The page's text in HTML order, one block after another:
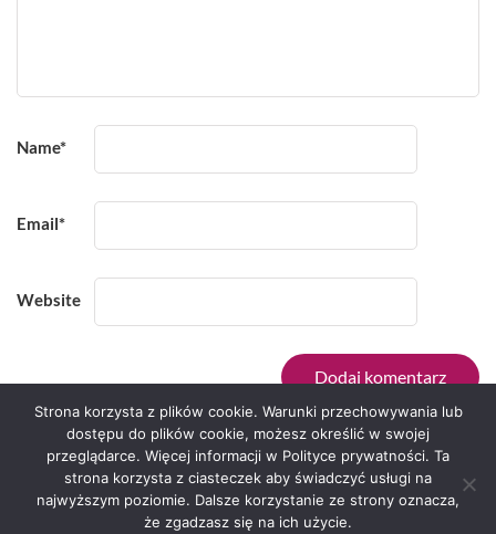
Name*
Email*
Website
Serwis zaprojektował Grzegorz Sztank .
Strona korzysta z plików cookie. Warunki przechowywania lub
dostępu do plików cookie, możesz określić w swojej
przeglądarce. Więcej informacji w Polityce prywatności. Ta
strona korzysta z ciasteczek aby świadczyć usługi na
najwyższym poziomie. Dalsze korzystanie ze strony oznacza,
że zgadzasz się na ich użycie.